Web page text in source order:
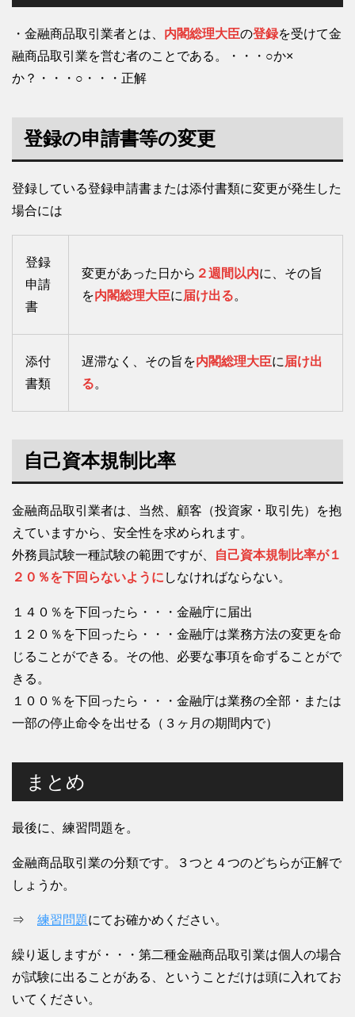
・金融商品取引業者とは、 内閣総理大臣の登録を受けて金
融商品取引業を営む者のことである。・・・○か×
か？・・・○・・・正解
登録の申請書等の変更
登録している登録申請書または添付書類に変更が発生した
場合には
登録
申請
書
変更があった日から ２週間以内に、その旨
を内閣総理大臣に 届け出る。
添付
書類
遅滞なく、その旨を内閣総理大臣に 届け出
る。
自己資本規制比率
金融商品取引業者は、当然、顧客（投資家・取引先）を抱
えていますから、安全性を求められます。
外務員試験一種試験の範囲ですが、
自己資本規制比率が１
２０％を下回らないように しなければならない。
１４０％を下回ったら・・・金融庁に届出
１２０％を下回ったら・・・金融庁は業務方法の変更を命
じることができる。その他、必要な事項を命ずることがで
きる。
１００％を下回ったら・・・金融庁は業務の全部・または
一部の停止命令を出せる（３ヶ月の期間内で）
まとめ
最後に、練習問題を。
金融商品取引業の分類です。３つと４つのどちらが正解で
しょうか。
⇒ 練習問題にてお確かめください。
繰り返しますが・・・第二種金融商品取引業は個人の場合
が試験に出ることがある、ということだけは頭に入れてお
いてください。